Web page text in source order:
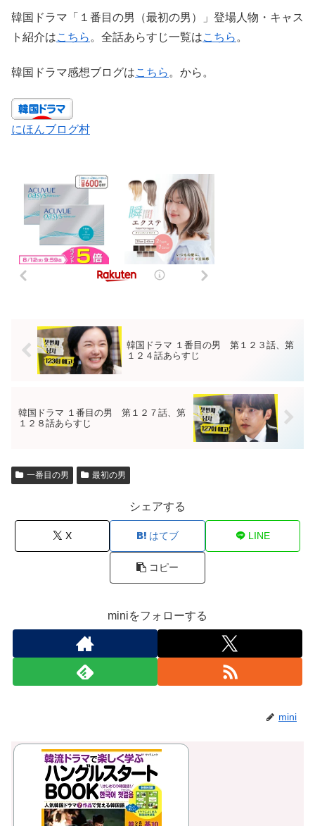
韓国ドラマ「１番目の男（最初の男）」登場人物・キャス
ト紹介はこちら 。全話あらすじ一覧はこちら 。
韓国ドラマ感想ブログはこちら 。から。
にほんブログ村
韓国ドラマ １番目の男 第１２３話、第
１２４話あらすじ
韓国ドラマ １番目の男 第１２７話、第
１２８話あらすじ
一番目の男 最初の男
シェアする
X はてブ LINE
コピー
miniをフォローする
mini